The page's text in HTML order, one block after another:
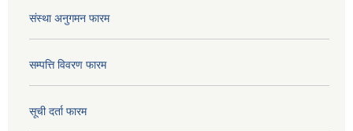
संस्था अनुगमन फारम
सम्पत्ति विवरण फारम
सूची दर्ता फारम